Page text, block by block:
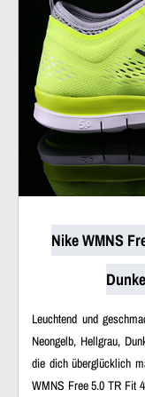
Nike WMNS
Leuchtend und
Neongelb, Hellgrau,
die dich überglücklich
WMNS Free 5.0 TR Fit